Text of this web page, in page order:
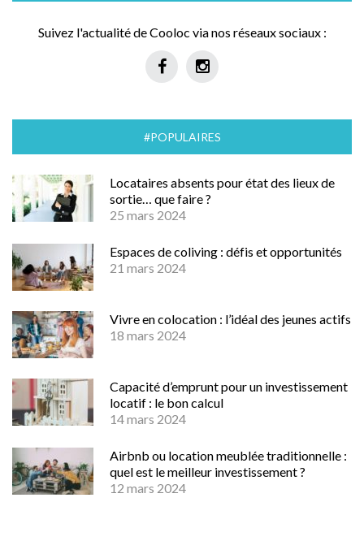
Suivez l'actualité de Cooloc via nos réseaux sociaux :
#POPULAIRES
Locataires absents pour état des lieux de
sortie… que faire ?
25 mars 2024
Espaces de coliving : défis et opportunités
21 mars 2024
Vivre en colocation : l’idéal des jeunes actifs
18 mars 2024
Capacité d’emprunt pour un investissement
locatif : le bon calcul
14 mars 2024
Airbnb ou location meublée traditionnelle :
quel est le meilleur investissement ?
12 mars 2024